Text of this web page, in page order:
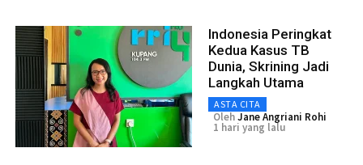
Indonesia Peringkat
Kedua Kasus TB
Dunia, Skrining Jadi
Langkah Utama
ASTA CITA
OlehJane Angriani Rohi
1 hari yang lalu